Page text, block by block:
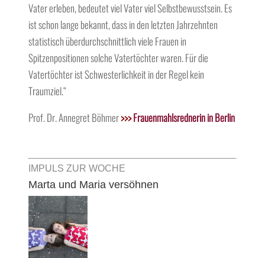
Vater erleben, bedeutet viel Vater viel Selbstbewusstsein. Es
ist schon lange bekannt, dass in den letzten Jahrzehnten
statistisch überdurchschnittlich viele Frauen in
Spitzenpositionen solche Vatertöchter waren. Für die
Vatertöchter ist Schwesterlichkeit in der Regel kein
Traumziel.“
Prof. Dr. Annegret Böhmer>>>Frauenmahlsrednerin in Berlin
IMPULS ZUR WOCHE
Marta und Maria versöhnen